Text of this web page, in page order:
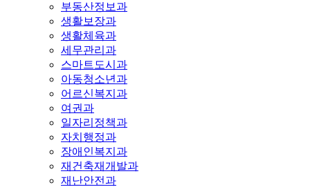
부동산정보과
생활보장과
생활체육과
세무관리과
스마트도시과
아동청소년과
어르신복지과
여권과
일자리정책과
자치행정과
장애인복지과
재건축재개발과
재난안전과